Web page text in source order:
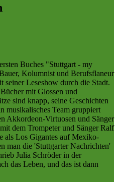
Buches "Stuttgart - my
Kolumnist und Berufsflaneur
Leseshow durch die Stadt.
mit Glossen und
sind knapp, seine Geschichten
musikalisches Team gruppiert
Akkordeon-Virtuosen und Sänger
dem Trompeter und Sänger Ralf
als Los Gigantes auf Mexiko-
man die 'Stuttgarter Nachrichten'
Julia Schröder in der
das Leben, und das ist dann